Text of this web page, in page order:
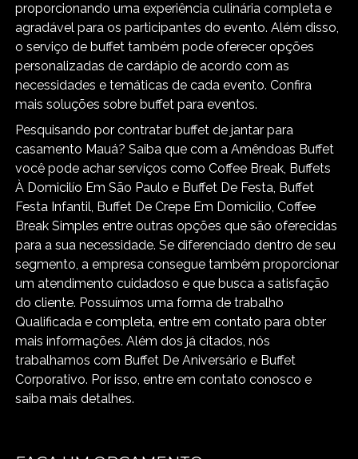
proporcionando uma experiência culinária completa e
agradável para os participantes do evento. Além disso,
o serviço de buffet também pode oferecer opções
personalizadas de cardápio de acordo com as
necessidades e temáticas de cada evento. Confira
mais soluções sobre buffet para eventos.
Pesquisando por contratar buffet de jantar para
casamento Mauá? Saiba que com a Amêndoas Buffet
você pode achar serviços como Coffee Break, Buffets
À Domicilío Em São Paulo e Buffet De Festa, Buffet
Festa Infantil, Buffet De Crepe Em Domicílio, Coffee
Break Simples entre outras opções que são oferecidas
para a sua necessidade. Se diferenciado dentro de seu
segmento, a empresa consegue também proporcionar
um atendimento cuidadoso e que busca a satisfação
do cliente. Possuímos uma forma de trabalho
Qualificada e completa, entre em contato para obter
mais informações. Além dos já citados, nós
trabalhamos com Buffet De Aniversário e Buffet
Corporativo. Por isso, entre em contato conosco e
saiba mais detalhes.